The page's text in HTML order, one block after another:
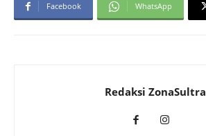
Facebook WhatsApp
Redaksi ZonaSultra